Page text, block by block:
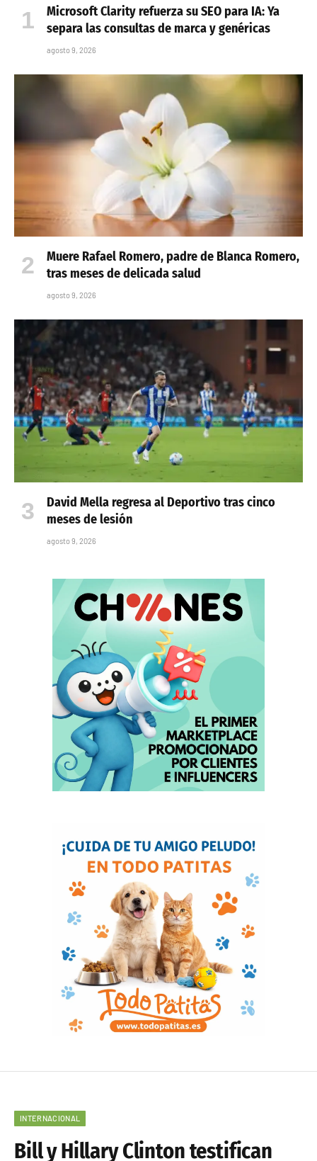
Microsoft Clarity refuerza su SEO para IA: Ya
separa las consultas de marca y genéricas
agosto 9, 2026
Muere Rafael Romero, padre de Blanca Romero,
tras meses de delicada salud
agosto 9, 2026
David Mella regresa al Deportivo tras cinco
meses de lesión
agosto 9, 2026
INTERNACIONAL
Bill y Hillary Clinton testifican